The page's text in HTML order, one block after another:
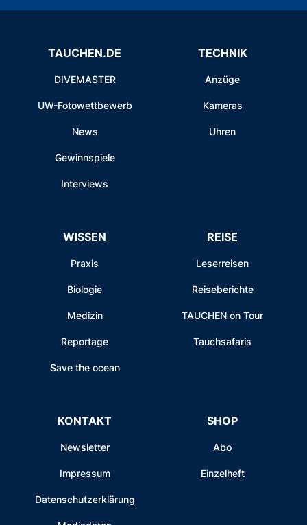
TAUCHEN.DE
DIVEMASTER
UW-Fotowettbewerb
News
Gewinnspiele
Interviews
TECHNIK
Anzüge
Kameras
Uhren
WISSEN
Praxis
Biologie
Medizin
Reportage
Save the ocean
REISE
Leserreisen
Reiseberichte
TAUCHEN on Tour
Tauchsafaris
KONTAKT
Newsletter
Impressum
Datenschutzerklärung
SHOP
Abo
Einzelheft